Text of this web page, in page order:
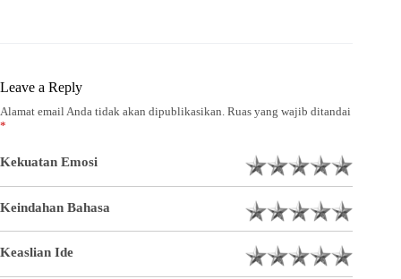
Leave a Reply
Alamat email Anda tidak akan dipublikasikan. Ruas yang wajib ditandai
*
Kekuatan Emosi
Keindahan Bahasa
Keaslian Ide